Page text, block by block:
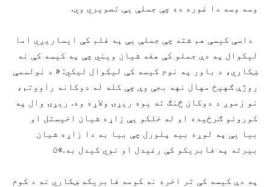
وسه وسه دا غوره ده چې جملې یې تصویري وي.
داسې کیسې هم شته چې جملې یې په فلم کې ایساریږي اما
لیکوال په دې جملو کې هغه شیان ویني چې په کیسه کې نه
ښکاري، د باور په نوم کیسه کې لیکوال لیکي: « د نولسمې
روژې ګهیځ مهال نهه بجې وې چې کله له دوکانه راووتم،
نو زموږ د دوکان څنګ ته یوه ریړۍ ولاړه وه. ریړۍ وال په
کورونو ګرځیده او له خلکو یې زاړه شیان اخیستل او
بیا یې په لوړه بیه پلورل چې بیا به دا زاړه شیان
بیرته په فابریکو کې رغیدل او نوي کیدل به.»۵
په دې کیسه کې تر اخره نه کومه فابریکه ښکاري نه د کوم